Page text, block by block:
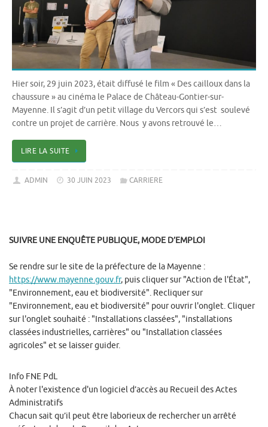
Hier soir, 29 juin 2023, était diffusé le film « Des cailloux dans la
chaussure » au cinéma le Palace de Château-Gontier-sur-
Mayenne. Il s’agit d’un petit village du Vercors qui s’est soulevé
contre un projet de carrière. Nous y avons retrouvé le…
LIRE LA SUITE
ADMIN 30 JUIN 2023 CARRIERE
SUIVRE UNE ENQUÊTE PUBLIQUE, MODE D’EMPLOI
Se rendre sur le site de la préfecture de la Mayenne :
https://www.mayenne.gouv.fr, puis cliquer sur "Action de l'État",
"Environnement, eau et biodiversité". Recliquer sur
"Environnement, eau et biodiversité" pour ouvrir l'onglet. Cliquer
sur l'onglet souhaité : "Installations classées", "installations
classées industrielles, carrières" ou "Installation classées
agricoles" et se laisser guider.
Info FNE PdL
À noter l'existence d'un logiciel d’accès au Recueil des Actes
Administratifs
Chacun sait qu’il peut être laborieux de rechercher un arrêté